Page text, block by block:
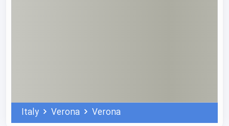
این پیوند جاودانه ورونا را به نماد عشق و تراژدی بدل ساخته
Italy Verona Verona